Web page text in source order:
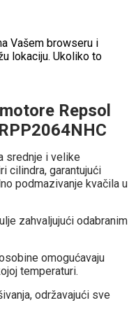
Vašem browseru i
lokaciju. Ukoliko to
Repsol
srednje i velike
cilindra, garantujući
podmazivanje kvačila u
zahvaljujući odabranim
omogućavaju
temperaturi.
održavajući sve